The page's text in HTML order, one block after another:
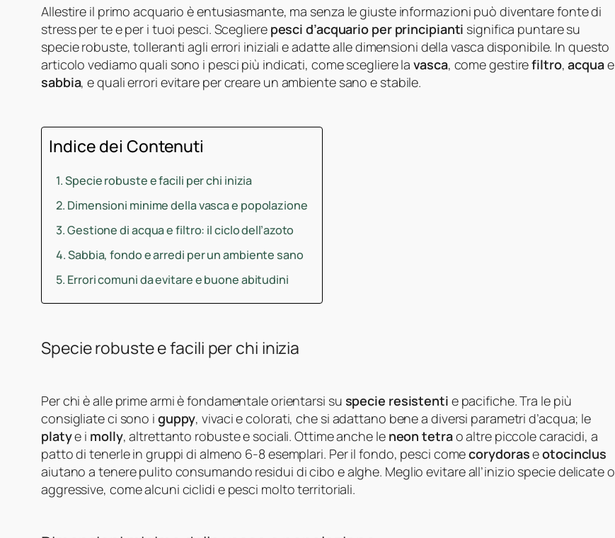
Allestire il primo acquario è entusiasmante, ma senza le giuste informazioni può diventare fonte di
stress per te e per i tuoi pesci. Scegliere pesci d’acquario per principianti significa puntare su
specie robuste, tolleranti agli errori iniziali e adatte alle dimensioni della vasca disponibile. In questo
articolo vediamo quali sono i pesci più indicati, come scegliere lavasca, come gestirefiltro,acquae
sabbia, e quali errori evitare per creare un ambiente sano e stabile.
Indice dei Contenuti
Specie robuste e facili per chi inizia
Dimensioni minime della vasca e popolazione
Gestione di acqua e filtro: il ciclo dell’azoto
Sabbia, fondo e arredi per un ambiente sano
Errori comuni da evitare e buone abitudini
Specie robuste e facili per chi inizia
Per chi è alle prime armi è fondamentale orientarsi su specie resistenti e pacifiche. Tra le più
consigliate ci sono i guppy, vivaci e colorati, che si adattano bene a diversi parametri d’acqua; le
platye i molly, altrettanto robuste e sociali. Ottime anche le neon tetrao altre piccole caracidi, a
patto di tenerle in gruppi di almeno 6-8 esemplari. Per il fondo, pesci comecorydoraseotocinclus
aiutano a tenere pulito consumando residui di cibo e alghe. Meglio evitare all’inizio specie delicate o
aggressive, come alcuni ciclidi e pesci molto territoriali.